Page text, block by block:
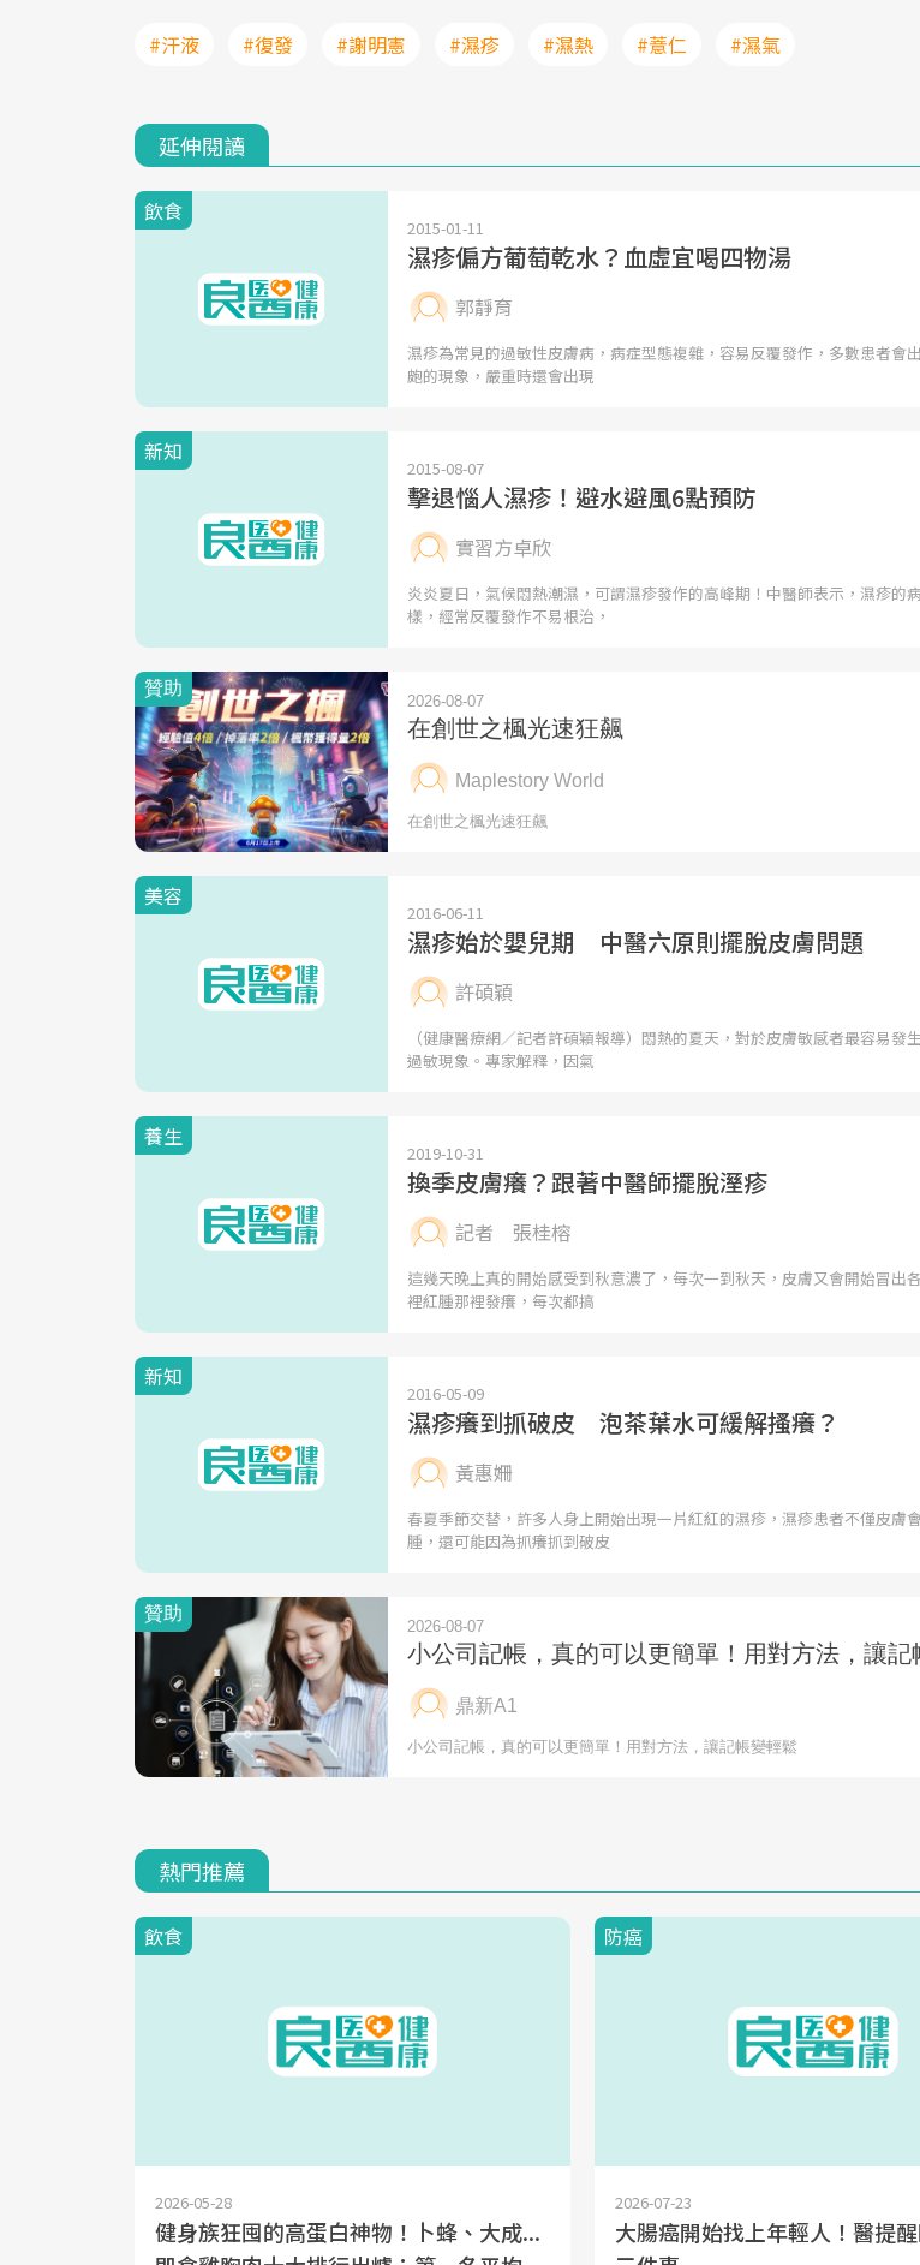
#汗液 #復發 #謝明憲 #濕疹 #濕熱 #薏仁 #濕氣
延伸閱讀
飲食
2015-01-11
濕疹偏方葡萄乾水？血虛宜喝四物湯
郭靜育
濕疹為常見的過敏性皮膚病，病症型態複雜，容易反覆發作，多數患者會
皰的現象，嚴重時還會出現
新知
2015-08-07
擊退惱人濕疹！避水避風6點預防
實習方卓欣
炎炎夏日，氣候悶熱潮濕，可謂濕疹發作的高峰期！中醫師表示，濕疹的
樣，經常反覆發作不易根治，
美容
2016-06-11
濕疹始於嬰兒期 中醫六原則擺脫皮膚問題
許碩穎
（健康醫療網／記者許碩穎報導）悶熱的夏天，對於皮膚敏感者最容易發
過敏現象。專家解釋，因氣
養生
2019-10-31
換季皮膚癢？跟著中醫師擺脫溼疹
記者 張桂榕
這幾天晚上真的開始感受到秋意濃了，每次一到秋天，皮膚又會開始冒出
裡紅腫那裡發癢，每次都搞
新知
2016-05-09
濕疹癢到抓破皮 泡茶葉水可緩解搔癢？
黃惠姍
春夏季節交替，許多人身上開始出現一片紅紅的濕疹，濕疹患者不僅皮膚
腫，還可能因為抓癢抓到破皮
熱門推薦
飲食
2026-05-28
健身族狂囤的高蛋白神物！卜蜂、大成...
防癌
2026-07-23
大腸癌開始找上年輕人！醫提